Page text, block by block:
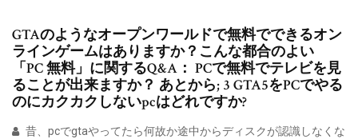
GTAのようなオープンワールドで無料でできるオン
ラインゲームはありますか？こんな都合のよい
「PC 無料」に関するQ&A： PCで無料でテレビを見
ることが出来ますか？ あとから; 3 GTA5をPCでやる
のにカクカクしないpcはどれですか?
昔、pcでgtaやってたら何故か途中からディスクが認識しなくな